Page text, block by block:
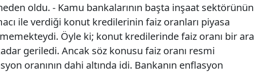
oldu. - Kamu bankalarının başta inşaat sektörünün
ile verdiği konut kredilerinin faiz oranları piyasa
Öyle ki; konut kredilerinde faiz oranı bir ara
geriledi. Ancak söz konusu faiz oranı resmi
oranının dahi altında idi. Bankanın enflasyon